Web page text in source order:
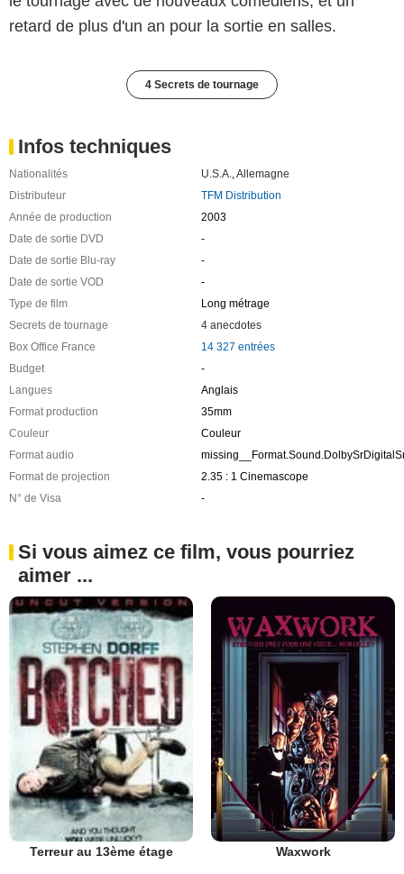
retard de plus d'un an pour la sortie en salles.
4 Secrets de tournage
Infos techniques
Nationalités U.S.A.,Allemagne
Distributeur
TFM Distribution
Année de production
2003
Date de sortie DVD
-
Date de sortie Blu-ray
-
Date de sortie VOD
-
Type de film
Long métrage
Secrets de tournage
4 anecdotes
Box Office France
14 327 entrées
Budget
-
Langues
Anglais
Format production
35mm
Couleur
Couleur
Format audio
Format de projection
2.35 : 1 Cinemascope
N° de Visa
-
Si vous aimez ce film, vous pourriez
aimer ...
Terreur au 13ème étage Waxwork